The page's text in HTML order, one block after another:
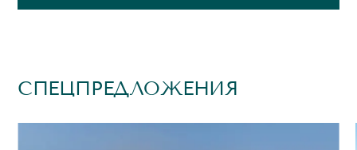
СПЕЦПРЕДЛОЖЕНИЯ